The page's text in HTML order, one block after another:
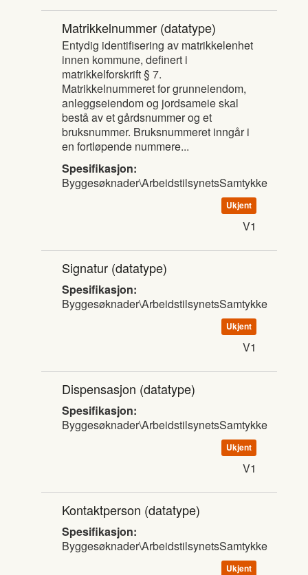
Matrikkelnummer (datatype)
Entydig identifisering av matrikkelenhet
innen kommune, definert i
matrikkelforskrift § 7.
Matrikkelnummeret for grunneiendom,
anleggseiendom og jordsameie skal
bestå av et gårdsnummer og et
bruksnummer. Bruksnummeret inngår i
en fortløpende nummere...
Spesifikasjon:
Byggesøknader\ArbeidstilsynetsSamtykke
Ukjent
V1
Signatur (datatype)
Spesifikasjon:
Byggesøknader\ArbeidstilsynetsSamtykke
Ukjent
V1
Dispensasjon (datatype)
Spesifikasjon:
Byggesøknader\ArbeidstilsynetsSamtykke
Ukjent
V1
Kontaktperson (datatype)
Spesifikasjon:
Byggesøknader\ArbeidstilsynetsSamtykke
Ukjent